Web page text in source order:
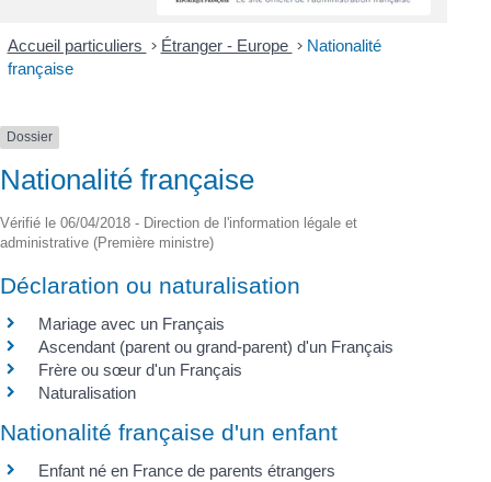
Accueil particuliers > Étranger - Europe > Nationalité
française
Dossier
Nationalité française
Vérifié le 06/04/2018 - Direction de l'information légale et
administrative (Première ministre)
Déclaration ou naturalisation
Mariage avec un Français
Ascendant (parent ou grand-parent) d'un Français
Frère ou sœur d'un Français
Naturalisation
Nationalité française d'un enfant
Enfant né en France de parents étrangers